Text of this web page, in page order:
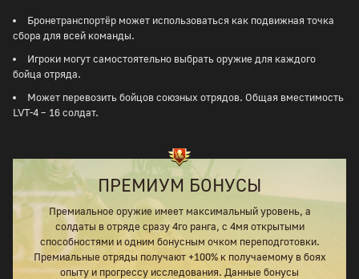
Бронетранспортёр может использоваться как подвижная точка
сбора для всей команды.
Игроки могут самостоятельно выбрать оружие для каждого
бойца отряда.
Может перевозить бойцов союзных отрядов. Общая вместимость
LVT-4 – 16 солдат.
ПРЕМИУМ БОНУСЫ
Премиальное оружие имеет максимальный уровень, а
солдаты в отряде сразу 4го ранга, с 4мя открытыми
способностями и одним бонусным очком переподготовки.
Премиальные отряды получают +100% к получаемому в боях
опыту и прогрессу исследования. Данные бонусы